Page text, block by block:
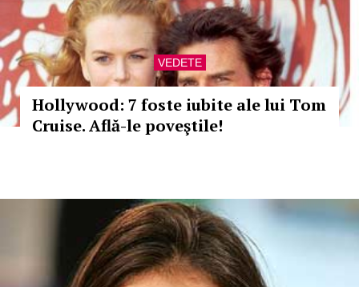
VEDETE
Hollywood: 7 foste iubite ale lui Tom
Cruise. Află-le poveştile!